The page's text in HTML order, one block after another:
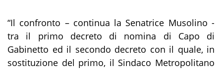
“Il confronto – continua la Senatrice Musolino -
tra il primo decreto di nomina di Capo di
Gabinetto ed il secondo decreto con il quale, in
sostituzione del primo, il Sindaco Metropolitano